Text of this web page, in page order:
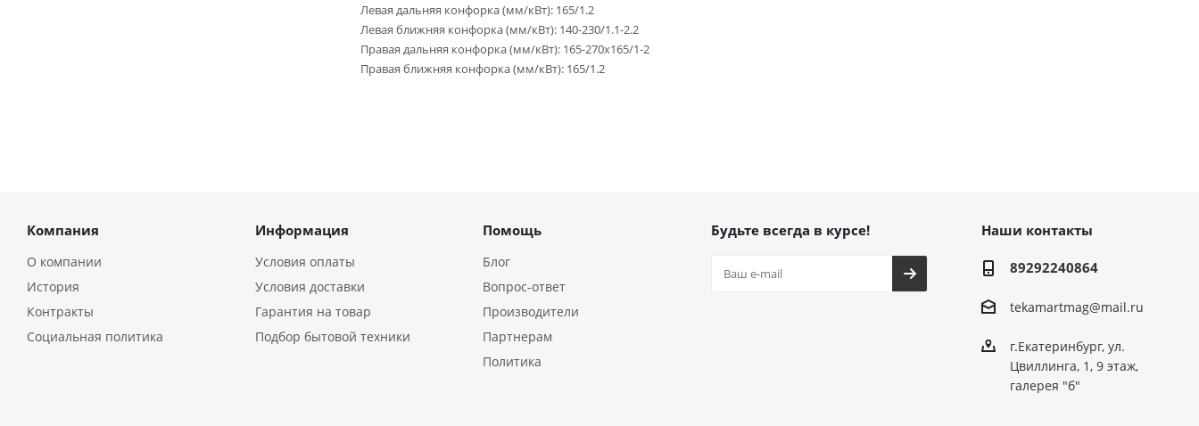
Левая дальняя конфорка (мм/кВт): 165/1.2
Левая ближняя конфорка (мм/кВт): 140-230/1.1-2.2
Правая дальняя конфорка (мм/кВт): 165-270x165/1-2
Правая ближняя конфорка (мм/кВт): 165/1.2
Компания
О компании
История
Контракты
Социальная политика
Информация
Условия оплаты
Условия доставки
Гарантия на товар
Подбор бытовой техники
Помощь
Блог
Вопрос-ответ
Производители
Партнерам
Политика
Будьте всегда в курсе! Наши контакты
89292240864
tekamartmag@mail.ru
г.Екатеринбург, ул.
Цвиллинга, 1, 9 этаж,
галерея "б"